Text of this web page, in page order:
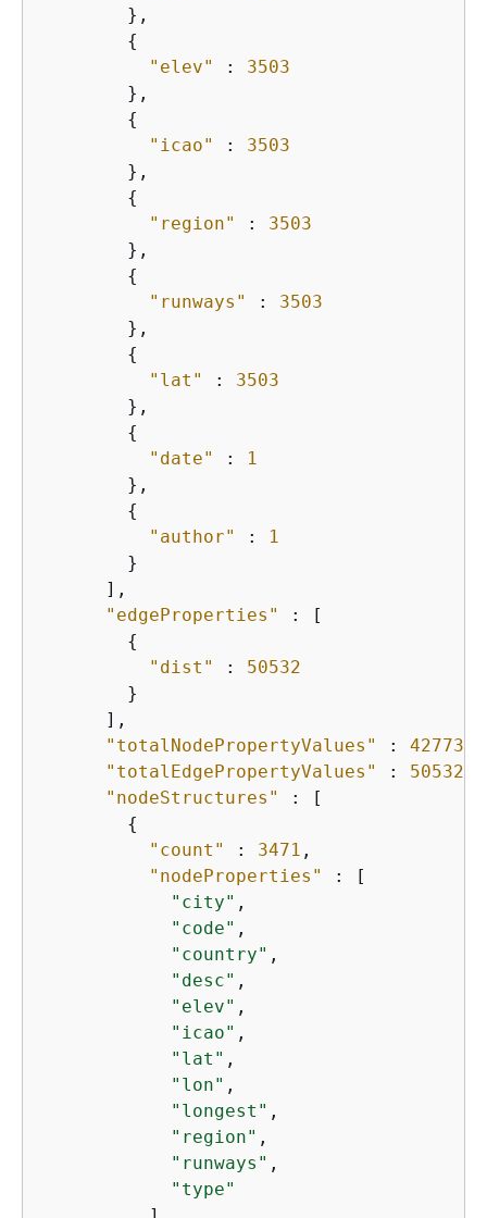
        },
{
"elev"
: 3503
        },
{
"icao"
: 3503
        },
{
"region"
: 3503
        },
{
"runways"
: 3503
        },
{
"lat"
: 3503
        },
{
"date"
:
1
        },
{
"author"
:
1
        }
      ],
"edgeProperties"
: [
{
"dist"
: 50532
        }
      ],
"totalNodePropertyValues"
: 42773
"totalEdgePropertyValues"
: 50532
"nodeStructures"
: [
{
"count"
: 3471 ,
"nodeProperties"
: [
"city" ,
"code" ,
"country" ,
"desc" ,
"elev" ,
"icao" ,
"lat" ,
"lon" ,
"longest" ,
"region" ,
"runways" ,
"type"